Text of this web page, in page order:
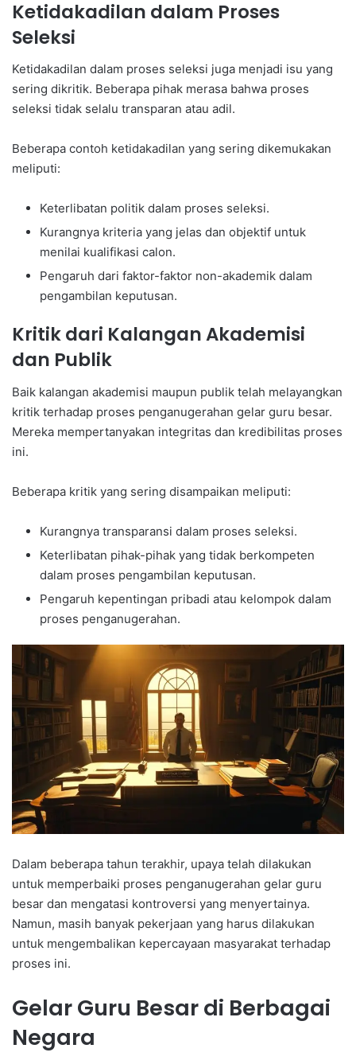
Ketidakadilan dalam Proses
Seleksi
Ketidakadilan dalam proses seleksi juga menjadi isu yang
sering dikritik. Beberapa pihak merasa bahwa proses
seleksi tidak selalu transparan atau adil.
Beberapa contoh ketidakadilan yang sering dikemukakan
meliputi:
Keterlibatan politik dalam proses seleksi.
Kurangnya kriteria yang jelas dan objektif untuk
menilai kualifikasi calon.
Pengaruh dari faktor-faktor non-akademik dalam
pengambilan keputusan.
Kritik dari Kalangan Akademisi
dan Publik
Baik kalangan akademisi maupun publik telah melayangkan
kritik terhadap proses penganugerahan gelar guru besar.
Mereka mempertanyakan integritas dan kredibilitas proses
ini.
Beberapa kritik yang sering disampaikan meliputi:
Kurangnya transparansi dalam proses seleksi.
Keterlibatan pihak-pihak yang tidak berkompeten
dalam proses pengambilan keputusan.
Pengaruh kepentingan pribadi atau kelompok dalam
proses penganugerahan.
Dalam beberapa tahun terakhir, upaya telah dilakukan
untuk memperbaiki proses penganugerahan gelar guru
besar dan mengatasi kontroversi yang menyertainya.
Namun, masih banyak pekerjaan yang harus dilakukan
untuk mengembalikan kepercayaan masyarakat terhadap
proses ini.
Gelar Guru Besar di Berbagai
Negara